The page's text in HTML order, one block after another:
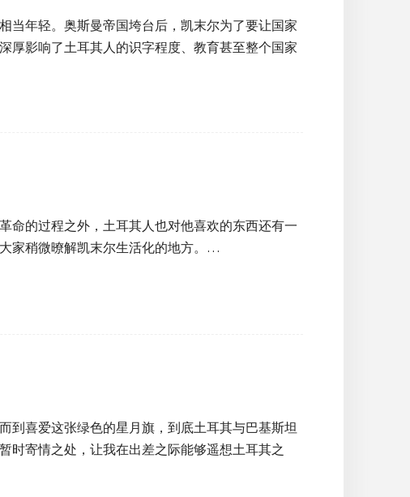
当年轻。奥斯曼帝国垮台后，凯末尔为了要让国家
厚影响了土耳其人的识字程度、教育甚至整个国家
命的过程之外，土耳其人也对他喜欢的东西还有一
家稍微暸解凯末尔生活化的地方。…
到喜爱这张绿色的星月旗，到底土耳其与巴基斯坦
时寄情之处，让我在出差之际能够遥想土耳其之